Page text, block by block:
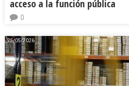
acceso a la función pública
0
25/05/2026